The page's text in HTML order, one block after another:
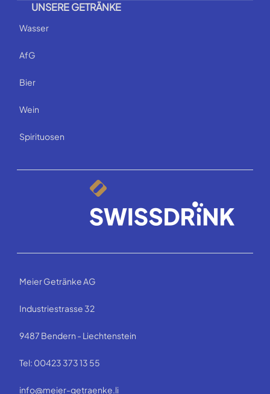
UNSERE GETRÄNKE
Wasser
AfG
Bier
Wein
Spirituosen
Meier Getränke AG
Industriestrasse 32
9487 Bendern - Liechtenstein
Tel: 00423 373 13 55
info@meier-getraenke.li